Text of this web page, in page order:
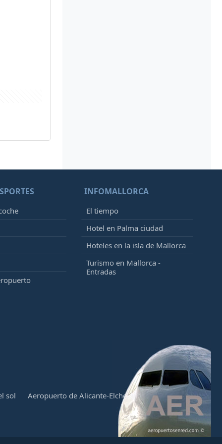
INFOMALLORCA
El tiempo
Hotel en Palma ciudad
Hoteles en la isla de Mallorca
Turismo en Mallorca -
Entradas
sol Aeropuerto de Alicante-Elche